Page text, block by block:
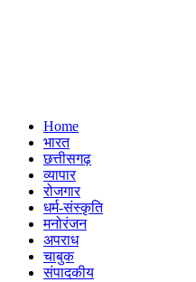
Home
भारत
छत्तीसगढ़
व्यापार
रोजगार
धर्म-संस्कृति
मनोरंजन
अपराध
चाबुक
संपादकीय